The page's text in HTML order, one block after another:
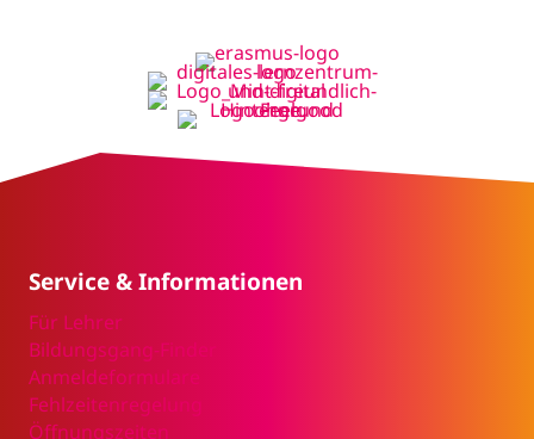
Service & Informationen
Für Lehrer
Bildungsgang-Finder
Anmeldeformulare
Fehlzeitenregelung
Öffnungszeiten